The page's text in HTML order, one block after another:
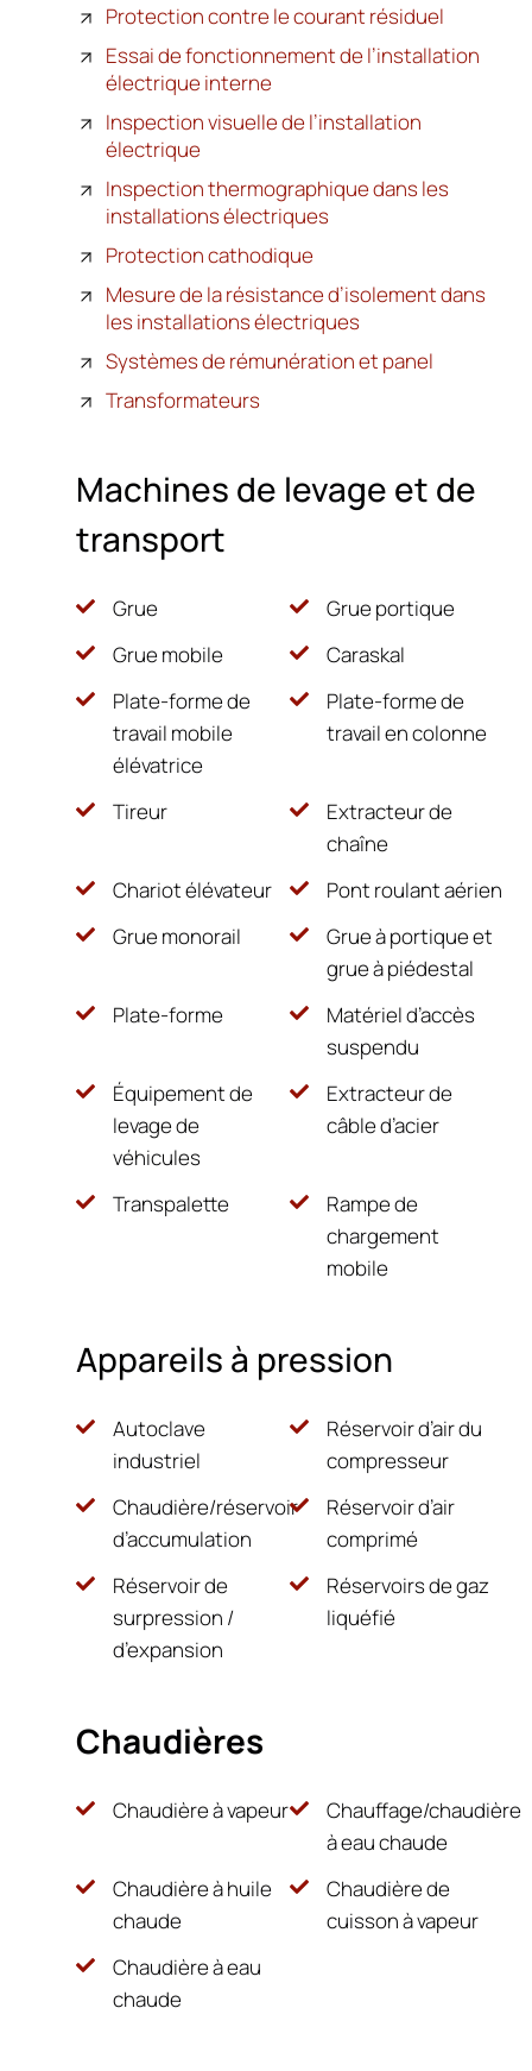
Protection contre le courant résiduel
Essai de fonctionnement de l’installation
électrique interne
Inspection visuelle de l’installation
électrique
Inspection thermographique dans les
installations électriques
Protection cathodique
Mesure de la résistance d’isolement dans
les installations électriques
Systèmes de rémunération et panel
Transformateurs
Machines de levage et de
transport
Grue
Grue portique
Grue mobile
Caraskal
Plate-forme de
travail mobile
élévatrice
Plate-forme de
travail en colonne
Tireur
Extracteur de
chaîne
Chariot élévateur
Pont roulant aérien
Grue monorail
Grue à portique et
grue à piédestal
Plate-forme
Matériel d’accès
suspendu
Équipement de
levage de
véhicules
Extracteur de
câble d’acier
Transpalette
Rampe de
chargement
mobile
Appareils à pression
Autoclave
industriel
Réservoir d’air du
compresseur
Chaudière/réservoir
d’accumulation
Réservoir d’air
comprimé
Réservoir de
surpression /
d’expansion
Réservoirs de gaz
liquéfié
Chaudières
Chaudière à vapeur
Chauffage/chaudière
à eau chaude
Chaudière à huile
chaude
Chaudière de
cuisson à vapeur
Chaudière à eau
chaude